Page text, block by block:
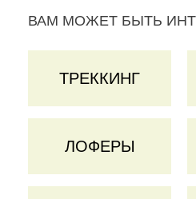
ВАМ МОЖЕТ БЫТЬ
ТРЕККИНГ
ЛОФЕРЫ